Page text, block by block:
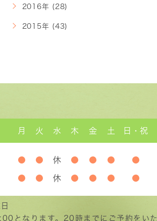
2016年 (28)
2015年 (43)
月 火 水 木 金 土 日・祝
● ● 休 ● ● ● ●
● ● 休 ● ● ● ●
となります。20時までにご予約をいた